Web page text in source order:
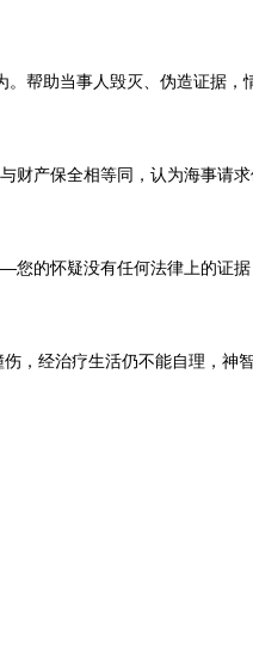
帮助当事人毁灭、伪造证据，
产保全相等同，认为海事请
的怀疑没有任何法律上的证
经治疗生活仍不能自理，神